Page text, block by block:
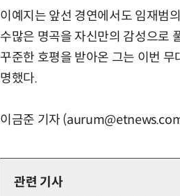
이예지는 앞선 경연에서도 임재범
수많은 명곡을 자신만의 감성으로
꾸준한 호평을 받아온 그는 이번
명했다.
이금준 기자
관련 기사